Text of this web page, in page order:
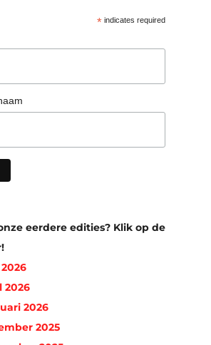
* indicates required
eerdere edities? Klik op de
2026
2026
2025